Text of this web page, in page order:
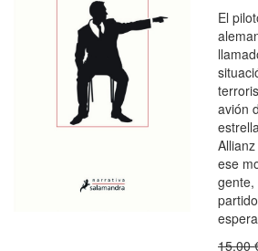
El
avión
ese
gente,
15,00